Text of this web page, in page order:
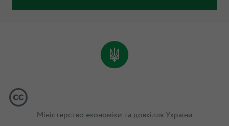
Міністерство економіки та довкілля України